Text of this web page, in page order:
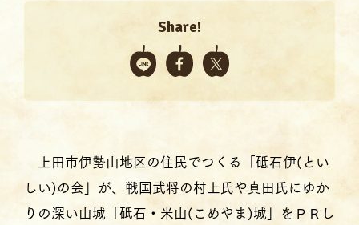
Share!
上田市伊勢山地区の住民でつくる「砥石伊(とい
しい)の会」が、戦国武将の村上氏や真田氏にゆか
りの深い山城「砥石・米山(こめやま)城」をＰＲし